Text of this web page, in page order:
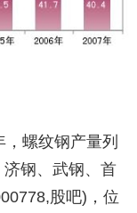
螺纹钢产量列
钢、武钢、首
股吧)，位